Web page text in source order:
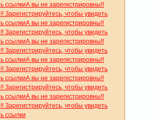
ссылкиА вы не зарегистрировны!!
Зарегистрируйтесь, чтобы увидеть
ссылкиА вы не зарегистрировны!!
Зарегистрируйтесь, чтобы увидеть
ссылкиА вы не зарегистрировны!!
Зарегистрируйтесь, чтобы увидеть
ссылкиА вы не зарегистрировны!!
Зарегистрируйтесь, чтобы увидеть
ссылкиА вы не зарегистрировны!!
Зарегистрируйтесь, чтобы увидеть
ссылкиА вы не зарегистрировны!!
Зарегистрируйтесь, чтобы увидеть
ссылки